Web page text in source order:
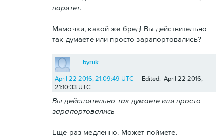
паритет.
Мамочки, какой же бред! Вы действительно
так думаете или просто зарапортовались?
byruk
April 22 2016, 21:09:49 UTC
Edited: April 22 2016,
21:10:33 UTC
Вы действительно так думаете или просто
зарапортовались
Еще раз медленно. Может поймете.